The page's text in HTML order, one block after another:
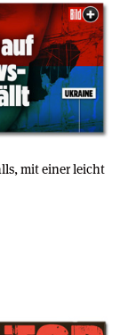
mit einer leicht